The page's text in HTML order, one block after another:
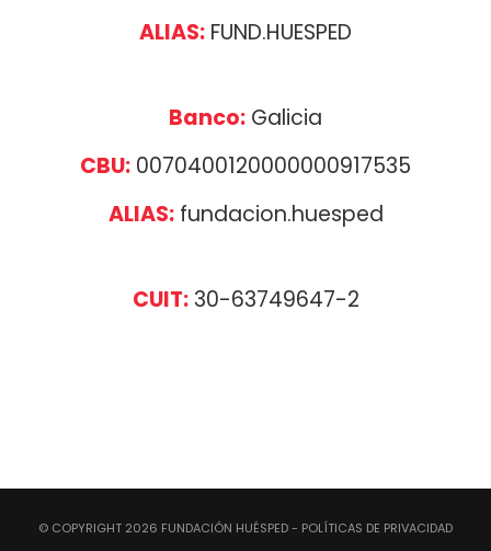
ALIAS: FUND.HUESPED
Banco: Galicia
CBU: 0070400120000000917535
ALIAS:fundacion.huesped
CUIT:30-63749647-2
© COPYRIGHT 2026 FUNDACIÓN HUÉSPED- POLÍTICAS DE PRIVACIDAD